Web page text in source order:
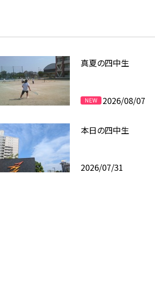
真夏の四中生
2026/08/07
本日の四中生
2026/07/31